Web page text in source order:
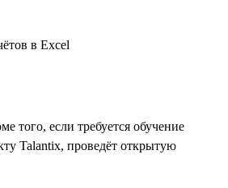
того, если требуется обучение
Talantix, проведёт открытую